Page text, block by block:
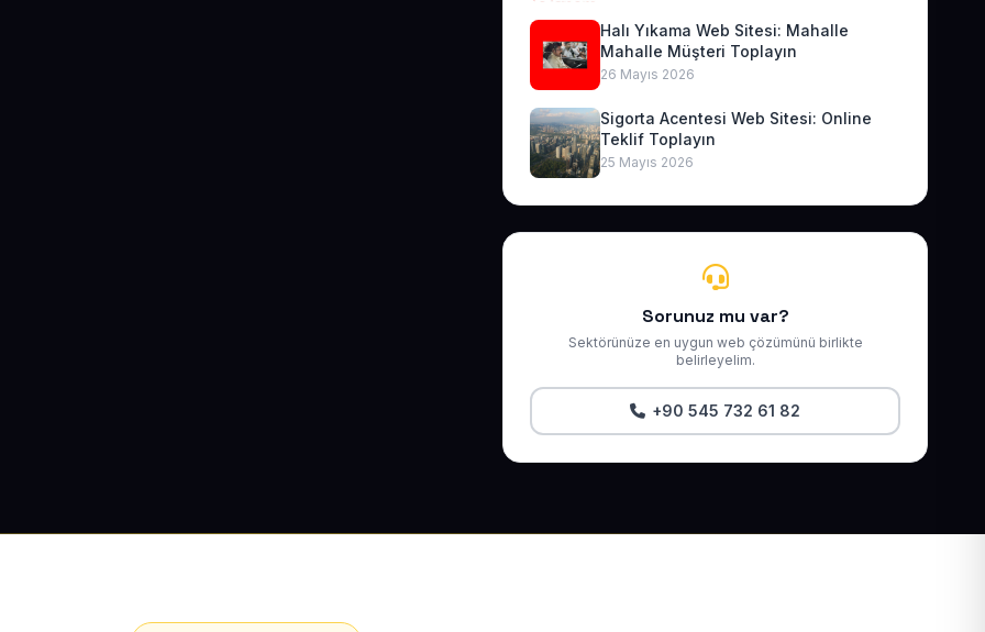
Halı Yıkama Web Sitesi: Mahalle
Mahalle Müşteri Toplayın
26 Mayıs 2026
Sigorta Acentesi Web Sitesi: Online
Teklif Toplayın
25 Mayıs 2026
Sorunuz mu var?
Sektörünüze en uygun web çözümünü birlikte
belirleyelim.
+90 545 732 61 82